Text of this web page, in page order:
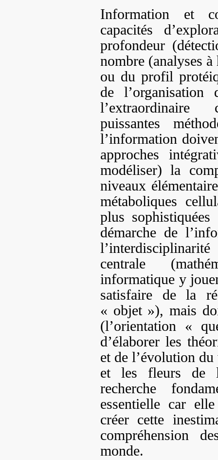
Information et
capacités
profondeur
nombre (analyses
ou du profil
de
puissantes
l’information
approches
modéliser) la
niveaux
métaboliques
plus
démarche de
centrale
informatique y
satisfaire de la
« objet »), mais
(l’orientation «
d’élaborer les
et de l’évolution
et les fleurs de
recherche
essentielle car
créer cette
compréhension
monde.